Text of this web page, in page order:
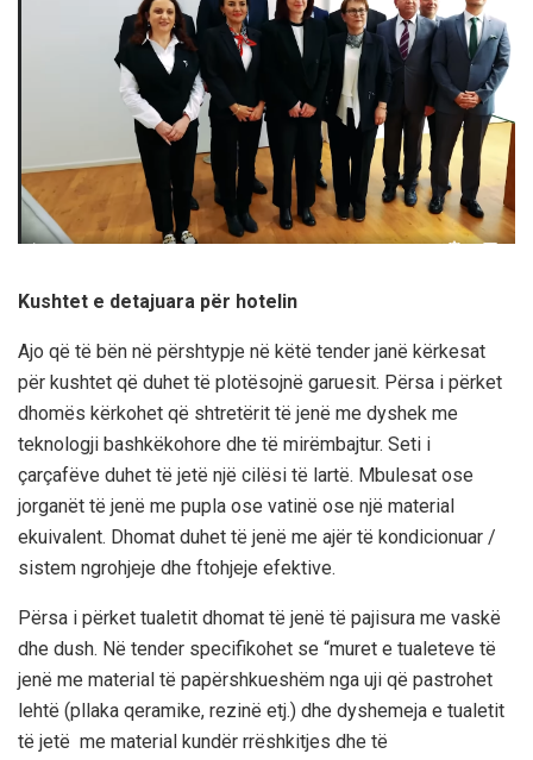
Kushtet e detajuara për hotelin
Ajo që të bën në përshtypje në këtë tender janë kërkesat
për kushtet që duhet të plotësojnë garuesit. Përsa i përket
dhomës kërkohet që shtretërit të jenë me dyshek me
teknologji bashkëkohore dhe të mirëmbajtur. Seti i
çarçafëve duhet të jetë një cilësi të lartë. Mbulesat ose
jorganët të jenë me pupla ose vatinë ose një material
ekuivalent. Dhomat duhet të jenë me ajër të kondicionuar /
sistem ngrohjeje dhe ftohjeje efektive.
Përsa i përket tualetit dhomat të jenë të pajisura me vaskë
dhe dush. Në tender specifikohet se “muret e tualeteve të
jenë me material të papërshkueshëm nga uji që pastrohet
lehtë (pllaka qeramike, rezinë etj.) dhe dyshemeja e tualetit
të jetë me material kundër rrëshkitjes dhe të